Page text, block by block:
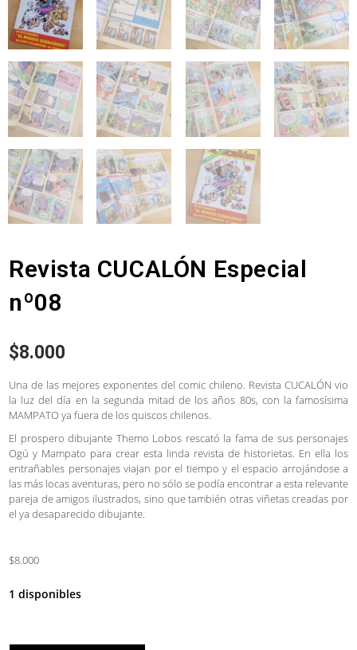
Revista CUCALÓN Especial
nº08
$8.000
Una de las mejores exponentes del comic chileno. Revista CUCALÓN vio
la luz del día en la segunda mitad de los años 80s, con la famosísima
MAMPATO ya fuera de los quiscos chilenos.
El prospero dibujante Themo Lobos rescató la fama de sus personajes
Ogú y Mampato para crear esta linda revista de historietas. En ella los
entrañables personajes viajan por el tiempo y el espacio arrojándose a
las más locas aventuras, pero no sólo se podía encontrar a esta relevante
pareja de amigos ilustrados, sino que también otras viñetas creadas por
el ya desaparecido dibujante.
$8.000
1 disponibles